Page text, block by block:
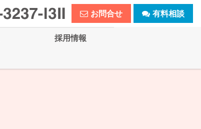
お問合せ 有料相談
採用情報